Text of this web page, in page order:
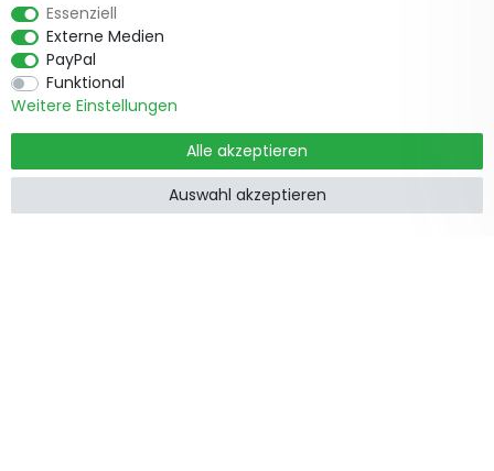
Essenziell
Externe Medien
PayPal
Funktional
Weitere Einstellungen
Alle akzeptieren
Auswahl akzeptieren
Informationen